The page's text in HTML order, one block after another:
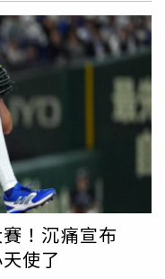
認為平日不善言辭的
得出他有多緊張，同
後面的自己，早就熱
待的中職CP帶著大
快樂喲」，還以「陳
功的消息曝光後，底下
，這對太配了」、
、「恭喜98、49」。
立委蔡其昌也特地留
！沉痛宣布
使了